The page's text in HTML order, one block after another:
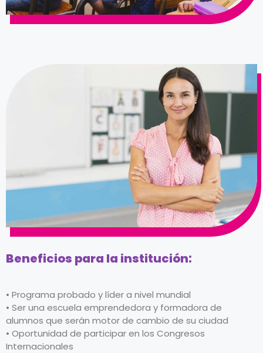
Beneficios para la institución:
• Programa probado y líder a nivel mundial
• Ser una escuela emprendedora y formadora de
alumnos que serán motor de cambio de su ciudad
• Oportunidad de participar en los Congresos
Internacionales